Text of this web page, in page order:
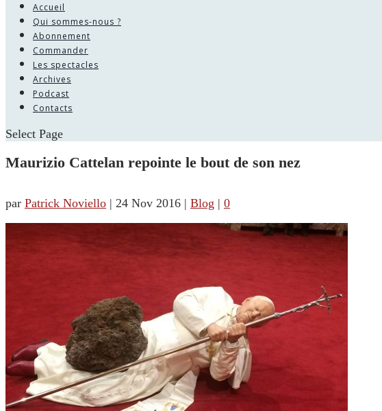
Accueil
Qui sommes-nous ?
Abonnement
Commander
Les spectacles
Archives
Podcast
Contacts
Select Page
Maurizio Cattelan repointe le bout de son nez
par Patrick Noviello | 24 Nov 2016 | Blog | 0